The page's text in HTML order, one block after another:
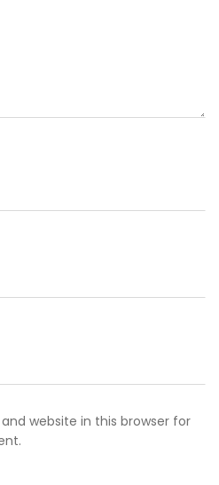
website in this browser for